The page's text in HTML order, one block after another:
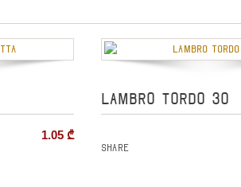
1.05 ₾
LAMBRO TORDO 30
Share